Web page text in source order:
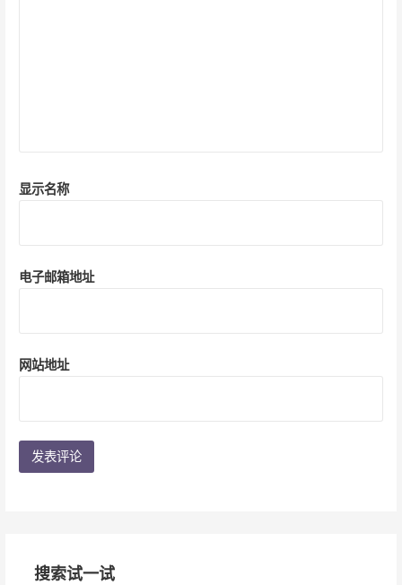
显示名称
电子邮箱地址
网站地址
搜索试一试